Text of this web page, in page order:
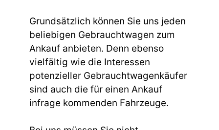
Grundsätzlich können Sie uns jeden
beliebigen Gebrauchtwagen zum
Ankauf anbieten. Denn ebenso
vielfältig wie die Interessen
potenzieller Gebrauchtwagenkäufer
sind auch die für einen Ankauf
infrage kommenden Fahrzeuge.